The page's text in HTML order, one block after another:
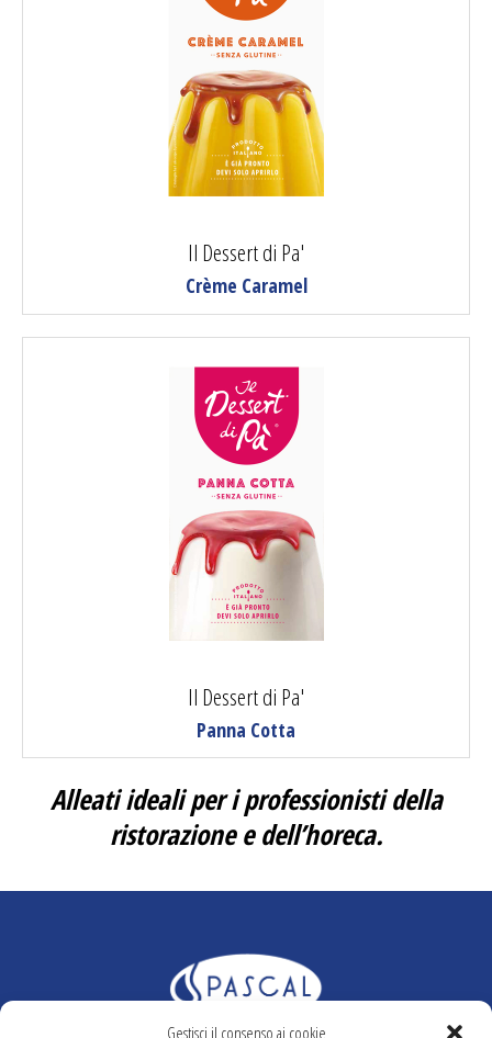
Gestisci il consenso ai cookie
Il Dessert di Pa'
Crème Caramel
Il Dessert di Pa'
Panna Cotta
Alleati ideali per i professionisti della
ristorazione e dell’horeca.